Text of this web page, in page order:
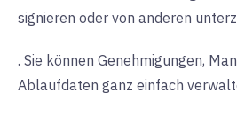
signieren oder von anderen
. Sie können Genehmigungen,
Ablaufdaten ganz einfach